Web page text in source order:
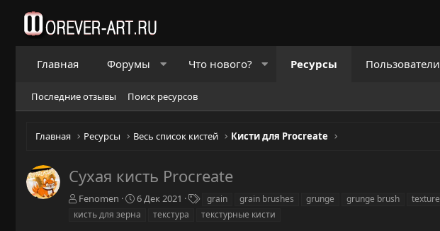
Главная Форумы Что нового? Ресурсы Пользователи
Последние отзывы Поиск ресурсов
Главная Ресурсы Весь список кистей Кисти для Procreate
Сухая кисть Procreate
А
в
Fenomen
Д
а
6 Дек 2021
е
grain grain brushes grunge grunge brush texture
кисть для зерна
текстура текстурные кисти